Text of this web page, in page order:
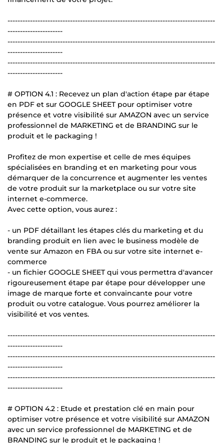
-----------------------------------------------------------------------------------
----------------------
-----------------------------------------------------------------------------------
----------------------
-----------------------------------------------------------------------------------
----------------------
# OPTION 4.1 : Recevez un plan d'action étape par étape
en PDF et sur GOOGLE SHEET pour optimiser votre
présence et votre visibilité sur AMAZON avec un service
professionnel de MARKETING et de BRANDING sur le
produit et le packaging !
Profitez de mon expertise et celle de mes équipes
spécialisées en branding et en marketing pour vous
démarquer de la concurrence et augmenter les ventes
de votre produit sur la marketplace ou sur votre site
internet e-commerce.
Avec cette option, vous aurez :
- un PDF détaillant les étapes clés du marketing et du
branding produit en lien avec le business modèle de
vente sur Amazon en FBA ou sur votre site internet e-
commerce
- un fichier GOOGLE SHEET qui vous permettra d'avancer
rigoureusement étape par étape pour développer une
image de marque forte et convaincante pour votre
produit ou votre catalogue. Vous pourrez améliorer la
visibilité et vos ventes.
-----------------------------------------------------------------------------------
----------------------
-----------------------------------------------------------------------------------
----------------------
-----------------------------------------------------------------------------------
----------------------
# OPTION 4.2 : Etude et prestation clé en main pour
optimiser votre présence et votre visibilité sur AMAZON
avec un service professionnel de MARKETING et de
BRANDING sur le produit et le packaging !